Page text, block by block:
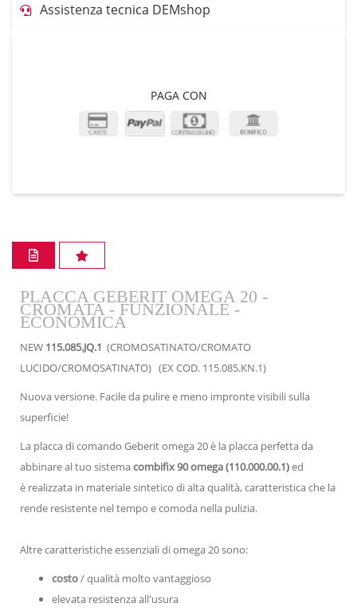
Assistenza tecnica DEMshop
PAGA CON
PLACCA GEBERIT OMEGA 20 -
CROMATA - FUNZIONALE -
ECONOMICA
NEW 115.085.JQ.1 (CROMOSATINATO/CROMATO
LUCIDO/CROMOSATINATO) (EX COD. 115.085.KN.1)
Nuova versione. Facile da pulire e meno impronte visibili sulla
superficie!
La placca di comando Geberit omega 20 è la placca perfetta da
abbinare al tuo sistemacombifix 90 omega (110.000.00.1)ed
è realizzata in materiale sintetico di alta qualità, caratteristica che la
rende resistente nel tempo e comoda nella pulizia.
Altre caratteristiche essenziali di omega 20 sono:
costo/ qualità molto vantaggioso
elevata resistenza all'usura